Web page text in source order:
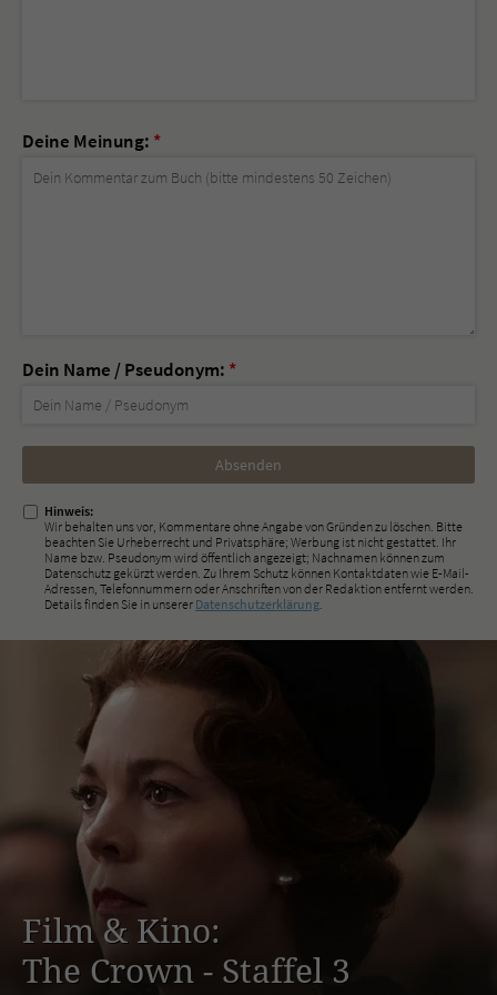
Deine Meinung: *
Dein Name / Pseudonym: *
Nicht
ausfüllen!
Hinweis:
Wir behalten uns vor, Kommentare ohne Angabe von Gründen zu löschen. Bitte
beachten Sie Urheberrecht und Privatsphäre; Werbung ist nicht gestattet. Ihr
Name bzw. Pseudonym wird öffentlich angezeigt; Nachnamen können zum
Datenschutz gekürzt werden. Zu Ihrem Schutz können Kontaktdaten wie E-Mail-
Adressen, Telefonnummern oder Anschriften von der Redaktion entfernt werden.
Details finden Sie in unserer Datenschutzerklärung.
Film & Kino:
The Crown - Staffel 3